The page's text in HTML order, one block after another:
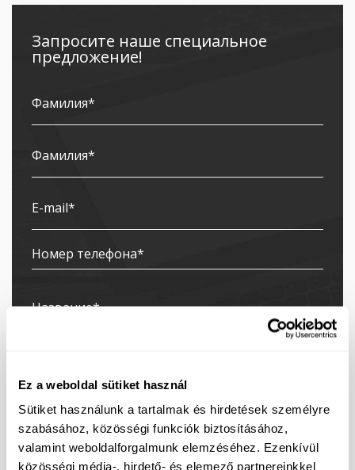
Ez a weboldal sütiket használ
Sütiket használunk a tartalmak és hirdetések személyre
szabásához, közösségi funkciók biztosításához,
valamint weboldalforgalmunk elemzéséhez. Ezenkívül
közösségi média-, hirdető- és elemező partnereinkkel
Запросите наше специальное
предложение!
Я подписался на рассылку
Я даю согласие на обработку моих
персональных данных с целью рассылки прямых